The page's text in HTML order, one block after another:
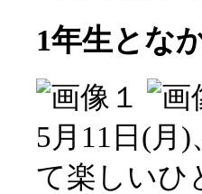
1年生とな
5月11日(月
て楽しいひ